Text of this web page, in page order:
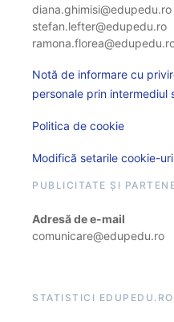
diana.ghimisi@edupedu.ro
stefan.lefter@edupedu.ro
Notă de informare cu
personale prin intermediul
Politica de cookie
Modifică setarile cookie-
PUBLICITATE ȘI
Adresă de e-mail
comunicare@edupedu.ro
STATISTICI EDUPEDU.RO